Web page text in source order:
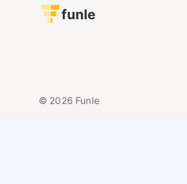
funle
© 2026 Funle